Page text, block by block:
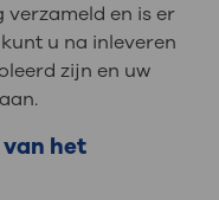
en is er
u na inleveren
zijn en uw
het